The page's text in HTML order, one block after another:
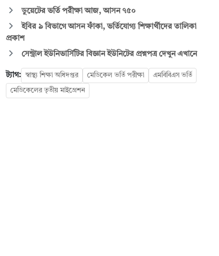
ডুয়েটের ভর্তি পরীক্ষা আজ, আসন ৭৫০
ইবির ৯ বিভাগে আসন ফাঁকা, ভর্তিযোগ্য শিক্ষার্থীদের তালিকা
প্রকাশ
সেন্ট্রাল ইউনিভার্সিটির বিজ্ঞান ইউনিটের প্রশ্নপত্র দেখুন এখানে
ট্যাগ: স্বাস্থ্য শিক্ষা অধিদপ্তর মেডিকেল ভর্তি পরীক্ষা এমবিবিএস ভর্তি
মেডিকেলের তৃতীয় মাইগ্রেশন